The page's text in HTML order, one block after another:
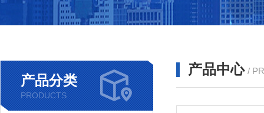
产品分类
PRODUCTS
产品中心 /